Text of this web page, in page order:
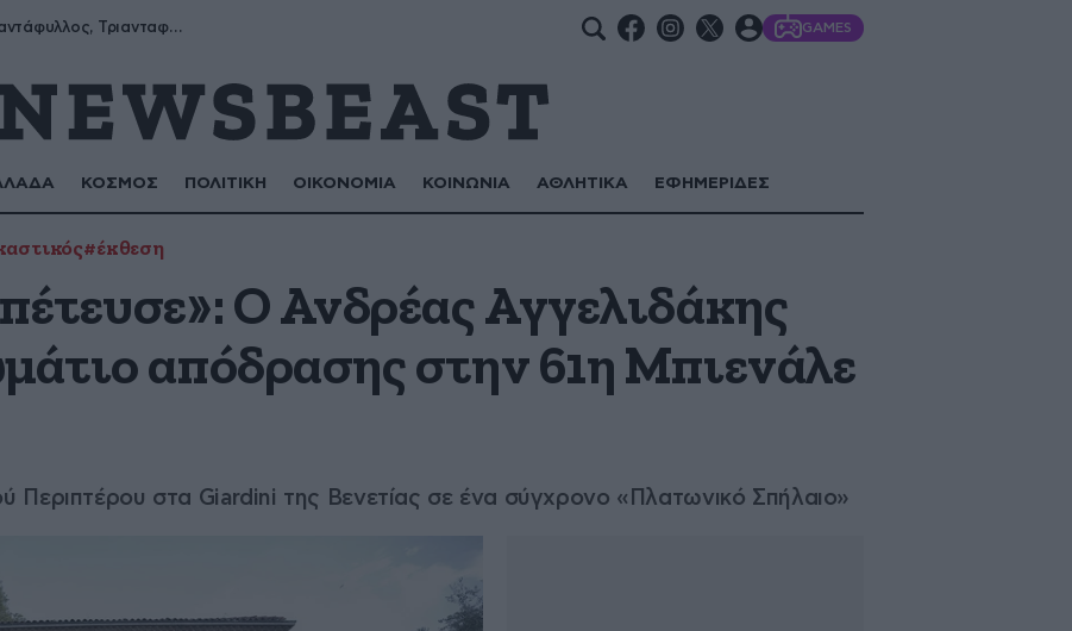
Μύρων, Τριαντάφυλλος, Τριανταφυλλιά, Φυλλιώ, Ρόζα GAMES
ΚΟΣΜΟΣ ΠΟΛΙΤΙΚΗ ΟΙΚΟΝΟΜΙΑ ΚΟΙΝΩΝΙΑ ΑΘΛΗΤΙΚΑ ΕΦΗΜΕΡΙΔΕΣ
#έκθεση
Ο Ανδρέας Αγγελιδάκης
απόδρασης στην 61η Μπιενάλε
Περιπτέρου στα Giardini της Βενετίας σε ένα σύγχρονο «Πλατωνικό Σπήλαιο»